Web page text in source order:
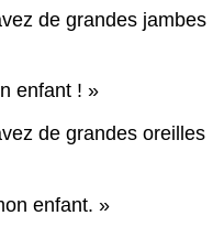
de grandes jambes
enfant ! »
de grandes oreilles
enfant. »